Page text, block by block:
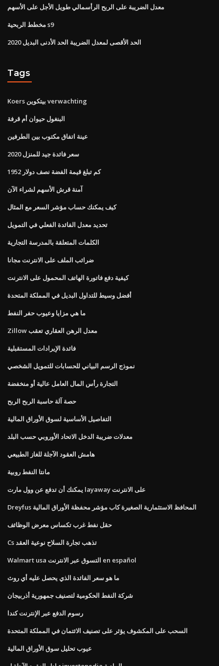
معدل الضريبة على الربح الرأسمالي طويل الأجل على الأسهم
مخطط الربحية s9
الحد الأقصى لمعدل الضريبة الحد الأدنى البديل 2020
Tags
Koers بيتكوين verwachting
البنغول حيوان أم قرفة
عينة اتفاق مكتوب بين الطرفين
سعر فائدة جيد للمنزل 2020
كم تبلغ قيمة الفضة نصف دولار 1952
آمنة قرش الأسهم لشراء الآن
كيف يمكنك حساب مؤشر السعر مع المثال
تحديد معدل الفائدة الفعلي في التمويل
الكلمات المتعلقة بالمدرسة التجارية
ضرائب الملف على الانترنت مجانا
كيفية دفع فاتورة الهاتف المحمول على الانترنت
أفضل وسيط للتداول البديل في المملكة المتحدة
ما هي مزايا وعيوب حفر النفط
Zillow معدل الرهن العقاري تعقب
فائدة الإيرادات المستقبلية
نموذج الرسم البياني للحسابات للتمويل الشخصي
التجارة رأس المال العامل عالية أو منخفضة
حصة آلة حاسبة الربح الربح
التفاصيل الأساسية لسوق الأوراق المالية
معدلات ضريبة الدخل الاتحاد الأوروبي حسب البلد
هامش العقود الآجلة للغاز الطبيعي
مانتا النفط روبية
يمكنك أن تدفع عن وول مارت layaway على الانترنت
Dreyfus المحافظ الاستثمارية الصغيرة كاب مؤشر محفظة الأوراق المالية
حقل نفط غرب تكساس معرض الوظائف
Cs تذهب تجارة السلاح نوعية العقد
Walmart usa التسوق عبر الانترنت en español
ما هو سعر الفائدة الذي يحصل عليه أي روث
شركة النفط الحكومية لتصنيف جمهورية أذربيجان
رسوم الدفع عبر الإنترنت كندا
السحب على المكشوف يؤثر على تصنيف الائتمان في المملكة المتحدة
عيوب تحليل سوق الأوراق المالية